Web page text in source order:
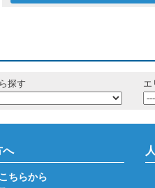
探す エ
へ
ちらから